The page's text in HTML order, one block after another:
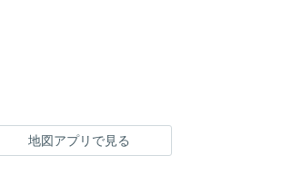
地図アプリで見る